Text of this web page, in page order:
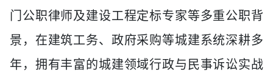
门公职律师及建设工程定标专家等多重公职背
景，在建筑工务、政府采购等城建系统深耕多
年，拥有丰富的城建领域行政与民事诉讼实战